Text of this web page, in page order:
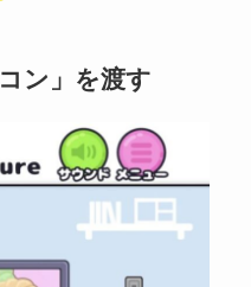
ン」を渡す